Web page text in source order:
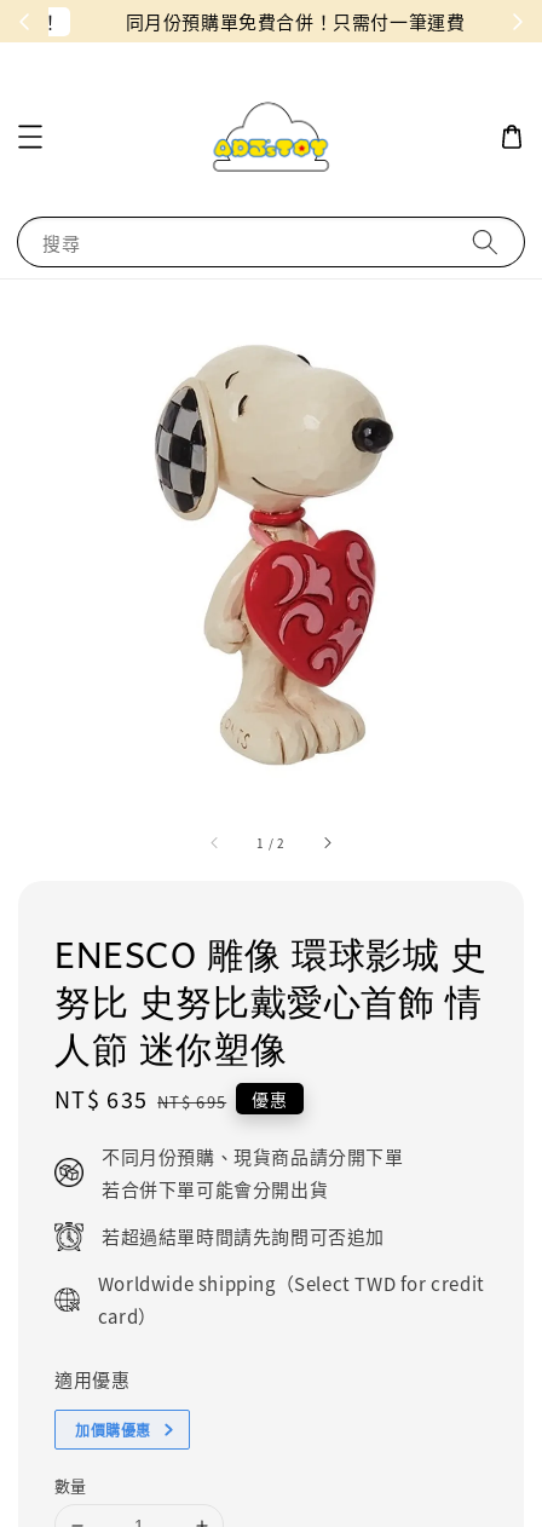
！ 同月份預購單免費合併！只需付一筆運費
搜尋
1 /2
ENESCO 雕像 環球影城 史
努比 史努比戴愛心首飾 情
人節 迷你塑像
Sale
NT$ 635 Regular
NT$ 695 優惠
不同月份預購、現貨商品請分開下單
若合併下單可能會分開出貨
若超過結單時間請先詢問可否追加
Worldwide shipping（Select TWD for credit
card）
適用優惠
加價購優惠
數量